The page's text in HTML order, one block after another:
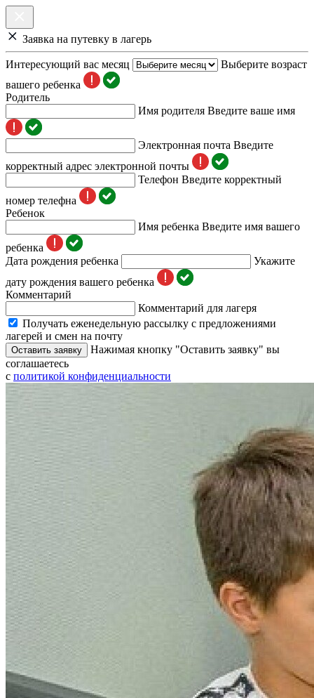
Заявка на путевку в лагерь
Интересующий вас месяц
Выберите возраст
вашего ребенка
Родитель
Имя родителя Введите ваше имя
Электронная почта Введите
корректный адрес электронной почты
Телефон Введите корректный
номер телефна
Ребенок
Имя ребенка Введите имя вашего
ребенка
Дата рождения ребенка
Укажите
дату рождения вашего ребенка
Комментарий
Комментарий для лагеря
Получать еженедельную рассылку с предложениями
лагерей и смен на почту
Оставить заявку
Нажимая кнопку "Оставить заявку" вы
соглашаетесь
с политикой конфиденциальности